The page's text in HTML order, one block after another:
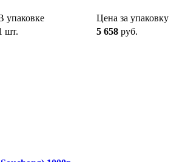
упаковке
Цена за упаковку
шт. 5 658 руб.